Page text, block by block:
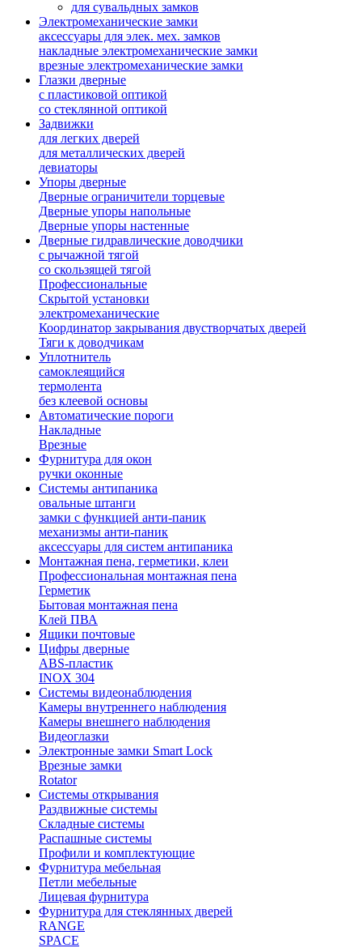
для сувальдных замков
Электромеханические замки
аксессуары для элек. мех. замков
накладные электромеханические замки
врезные электромеханические замки
Глазки дверные
с пластиковой оптикой
со стеклянной оптикой
Задвижки
для легких дверей
для металлических дверей
девиаторы
Упоры дверные
Дверные ограничители торцевые
Дверные упоры напольные
Дверные упоры настенные
Дверные гидравлические доводчики
с рычажной тягой
со скользящей тягой
Профессиональные
Скрытой установки
электромеханические
Координатор закрывания двустворчатых дверей
Тяги к доводчикам
Уплотнитель
самоклеящийся
термолента
без клеевой основы
Автоматические пороги
Накладные
Врезные
Фурнитура для окон
ручки оконные
Системы антипаника
овальные штанги
замки с функцией анти-паник
механизмы анти-паник
аксессуары для систем антипаника
Монтажная пена, герметики, клеи
Профессиональная монтажная пена
Герметик
Бытовая монтажная пена
Клей ПВА
Ящики почтовые
Цифры дверные
ABS-пластик
INOX 304
Системы видеонаблюдения
Камеры внутреннего наблюдения
Камеры внешнего наблюдения
Видеоглазки
Электронные замки Smart Lock
Врезные замки
Rotator
Системы открывания
Раздвижные системы
Складные системы
Распашные системы
Профили и комплектующие
Фурнитура мебельная
Петли мебельные
Лицевая фурнитура
Фурнитура для стеклянных дверей
RANGE
SPACE